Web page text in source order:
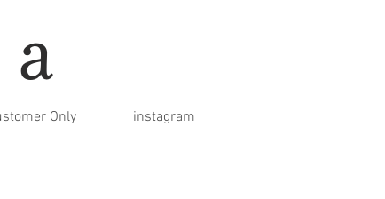
Only instagram